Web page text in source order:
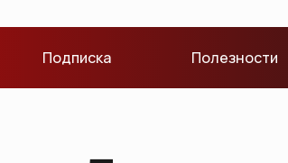
Подписка Полезности